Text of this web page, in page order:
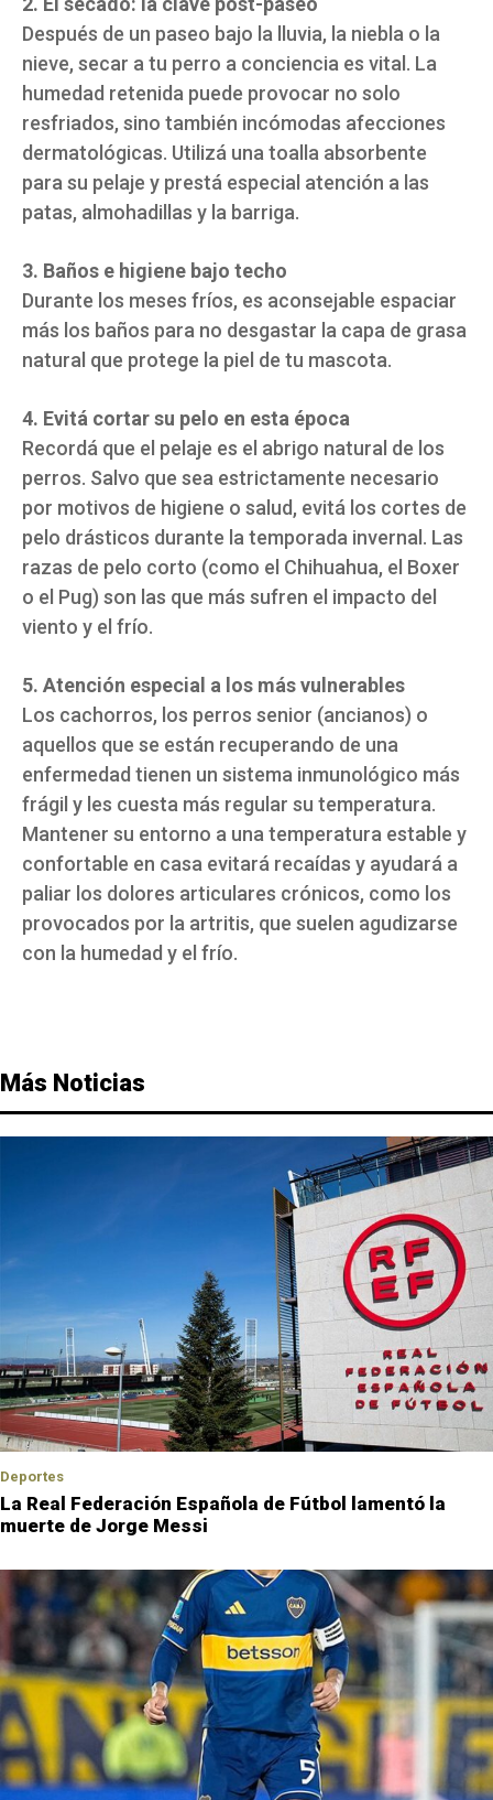
Después de un paseo bajo la lluvia, la niebla o la
nieve, secar a tu perro a conciencia es vital. La
humedad retenida puede provocar no solo
resfriados, sino también incómodas afecciones
dermatológicas. Utilizá una toalla absorbente
para su pelaje y prestá especial atención a las
patas, almohadillas y la barriga.
3. Baños e higiene bajo techo
Durante los meses fríos, es aconsejable espaciar
más los baños para no desgastar la capa de grasa
natural que protege la piel de tu mascota.
4. Evitá cortar su pelo en esta época
Recordá que el pelaje es el abrigo natural de los
perros. Salvo que sea estrictamente necesario
por motivos de higiene o salud, evitá los cortes de
pelo drásticos durante la temporada invernal. Las
razas de pelo corto (como el Chihuahua, el Boxer
o el Pug) son las que más sufren el impacto del
viento y el frío.
5. Atención especial a los más vulnerables
Los cachorros, los perros senior (ancianos) o
aquellos que se están recuperando de una
enfermedad tienen un sistema inmunológico más
frágil y les cuesta más regular su temperatura.
Mantener su entorno a una temperatura estable y
confortable en casa evitará recaídas y ayudará a
paliar los dolores articulares crónicos, como los
provocados por la artritis, que suelen agudizarse
con la humedad y el frío.
Más Noticias
Deportes
La Real Federación Española de Fútbol lamentó la
muerte de Jorge Messi